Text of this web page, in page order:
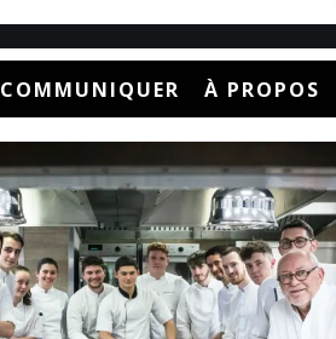
COMMUNIQUER À PROPOS